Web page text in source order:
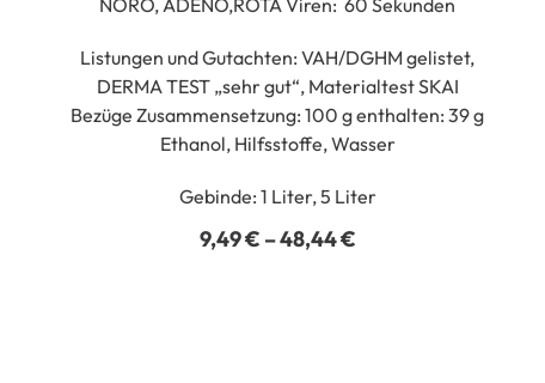
NORO, ADENO,ROTA Viren: 60 Sekunden
Listungen und Gutachten: VAH/DGHM gelistet,
DERMA TEST „sehr gut“, Materialtest SKAI
Bezüge Zusammensetzung: 100 g enthalten: 39 g
Ethanol, Hilfsstoffe, Wasser
Gebinde: 1 Liter, 5 Liter
9,49€ –48,44€PREISSPANNE: